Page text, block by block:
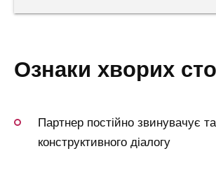
ознаки хворих
Партнер постійно звинувачує
конструктивного діалогу